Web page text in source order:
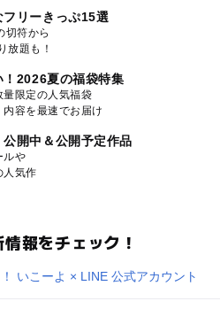
フリーきっぷ15選
切符から
放題も！
！2026夏の福袋特集
量限定の人気福袋
容を最速でお届け
公開中＆公開予定作品
ルや
人気作
報をチェック！